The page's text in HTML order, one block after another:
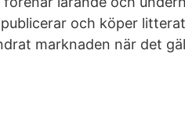
och köper
marknaden när det